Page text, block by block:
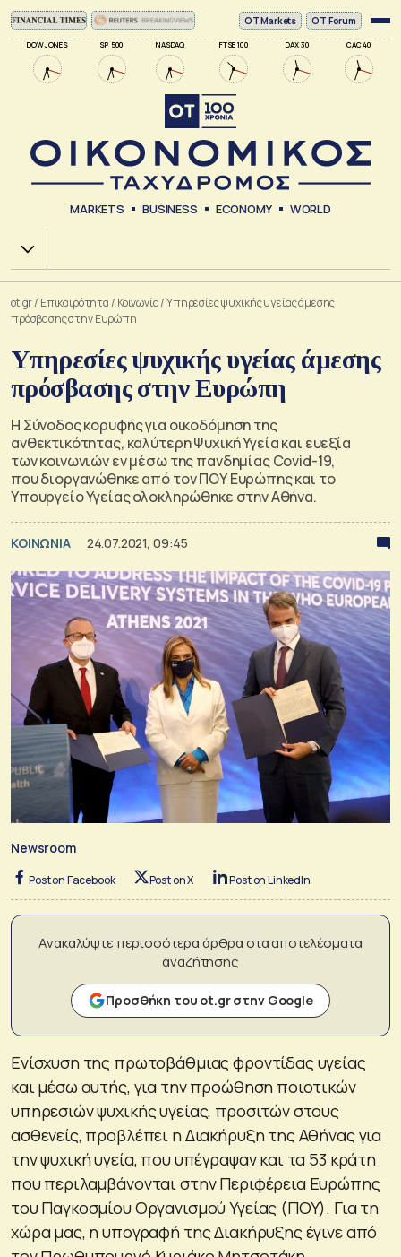
DOW JONES SP 500 NASDAQ FTSE 100 DAX 30 CAC 40
ΟΤ Markets OT Forum
MARKETS BUSINESS ECONOMY WORLD
Χ.Α.
ot.gr/ Επικαιρότητα / Κοινωνία/Υπηρεσίες ψυχικής υγείας άμεσης
πρόσβασης στην Ευρώπη
Υπηρεσίες ψυχικής υγείας άμεσης
πρόσβασης στην Ευρώπη
Η Σύνοδος κορυφής για οικοδόμηση της
ανθεκτικότητας, καλύτερη Ψυχική Υγεία και ευεξία
των κοινωνιών εν μέσω της πανδημίας Covid-19,
που διοργανώθηκε από τον ΠΟΥ Ευρώπης και το
Υπουργείο Υγείας ολοκληρώθηκε στην Αθήνα.
ΚΟΙΝΩΝΙΑ 24.07.2021, 09:45
Newsroom
Post on Facebook Post on X Post on LinkedIn
Ανακαλύψτε περισσότερα άρθρα στα αποτελέσματα
αναζήτησης
Προσθήκη του ot.gr στην Google
Ενίσχυση της πρωτοβάθμιας φροντίδας υγείας
και μέσω αυτής, για την προώθηση ποιοτικών
υπηρεσιών ψυχικής υγείας, προσιτών στους
ασθενείς, προβλέπει η Διακήρυξη της Αθήνας για
την ψυχική υγεία, που υπέγραψαν και τα 53 κράτη
που περιλαμβάνονται στην Περιφέρεια Ευρώπης
του Παγκοσμίου Οργανισμού Υγείας (ΠΟΥ). Για τη
χώρα μας, η υπογραφή της Διακήρυξης έγινε από